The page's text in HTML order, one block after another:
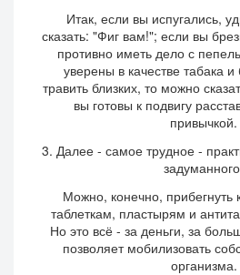
Итак, если вы испугались,
сказать: "Фиг вам!"; если вы
противно иметь дело с
уверены в качестве табака
травить близких, то можно
вы готовы к подвигу
привычкой.
3. Далее - самое трудное -
Можно, конечно, прибегнуть
таблеткам, пластырям и
Но это всё - за деньги, за
позволяет мобилизовать
организма.